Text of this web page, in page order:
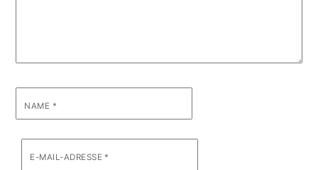
NAME *
E-MAIL-ADRESSE *